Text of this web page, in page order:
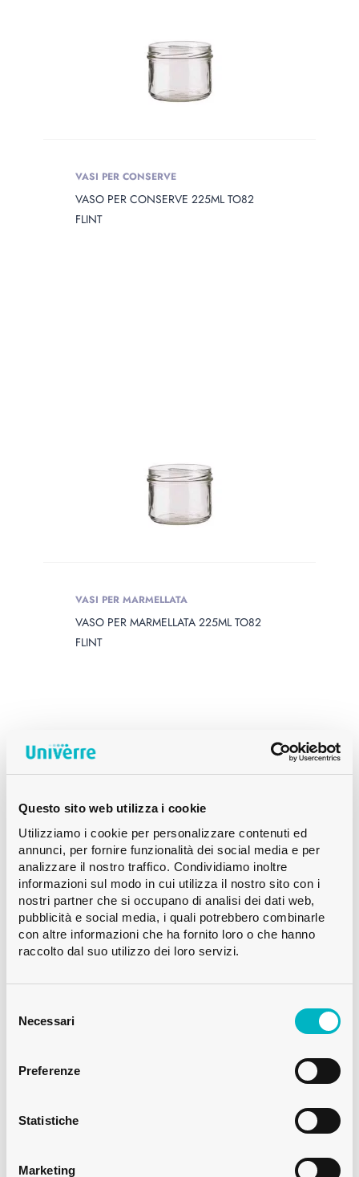
Questo sito web utilizza i cookie
Utilizziamo i cookie per personalizzare contenuti ed
annunci, per fornire funzionalità dei social media e per
analizzare il nostro traffico. Condividiamo inoltre
informazioni sul modo in cui utilizza il nostro sito con i
nostri partner che si occupano di analisi dei dati web,
pubblicità e social media, i quali potrebbero combinarle
con altre informazioni che ha fornito loro o che hanno
raccolto dal suo utilizzo dei loro servizi.
delNecessari
Preferenze
Statistiche
Marketing
VASI PER CONSERVE
VASO PER CONSERVE 225ML TO82
FLINT
VASI PER MARMELLATA
VASO PER MARMELLATA 225ML TO82
FLINT